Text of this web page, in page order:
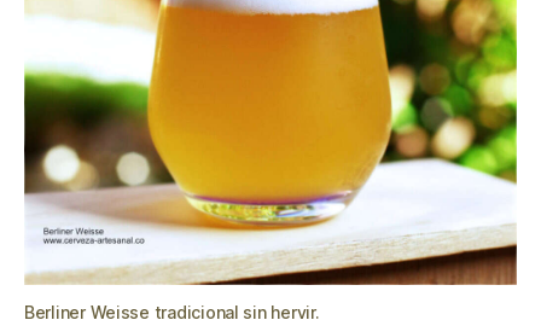
Berliner Weisse tradicional sin hervir.